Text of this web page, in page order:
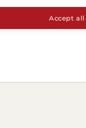
Accept all